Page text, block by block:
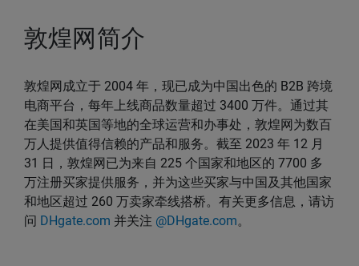
敦煌网简介
敦煌网成立于 2004 年，现已成为中国出色的 B2B 跨境
电商平台，每年上线商品数量超过 3400 万件。通过其
在美国和英国等地的全球运营和办事处，敦煌网为数百
万人提供值得信赖的产品和服务。截至 2023 年 12 月
31 日，敦煌网已为来自 225 个国家和地区的 7700 多
万注册买家提供服务，并为这些买家与中国及其他国家
和地区超过 260 万卖家牵线搭桥。有关更多信息，请访
问 DHgate.com 并关注 @DHgate.com。